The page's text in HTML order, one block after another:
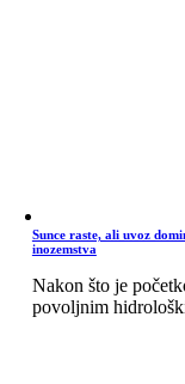
Sunce raste, ali uvoz
inozemstva
Nakon što je
povoljnim